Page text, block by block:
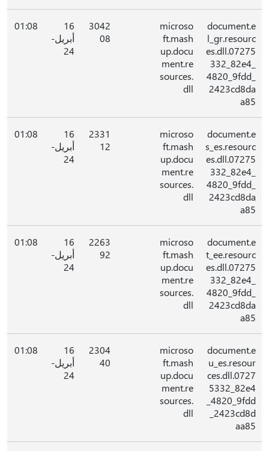
document.e
l_gr.resourc
es.dll.07275
332_82e4_
4820_9fdd_
2423cd8da
a85
microso
ft.mash
up.docu
ment.re
sources.
dll
3042
08
16
أبريل-
24
01:08
document.e
s_es.resourc
es.dll.07275
332_82e4_
4820_9fdd_
2423cd8da
a85
microso
ft.mash
up.docu
ment.re
sources.
dll
2331
12
16
أبريل-
24
01:08
document.e
t_ee.resourc
es.dll.07275
332_82e4_
4820_9fdd_
2423cd8da
a85
microso
ft.mash
up.docu
ment.re
sources.
dll
2263
92
16
أبريل-
24
01:08
document.e
u_es.resour
ces.dll.0727
5332_82e4
_4820_9fdd
_2423cd8d
aa85
microso
ft.mash
up.docu
ment.re
sources.
dll
2304
40
16
أبريل-
24
01:08